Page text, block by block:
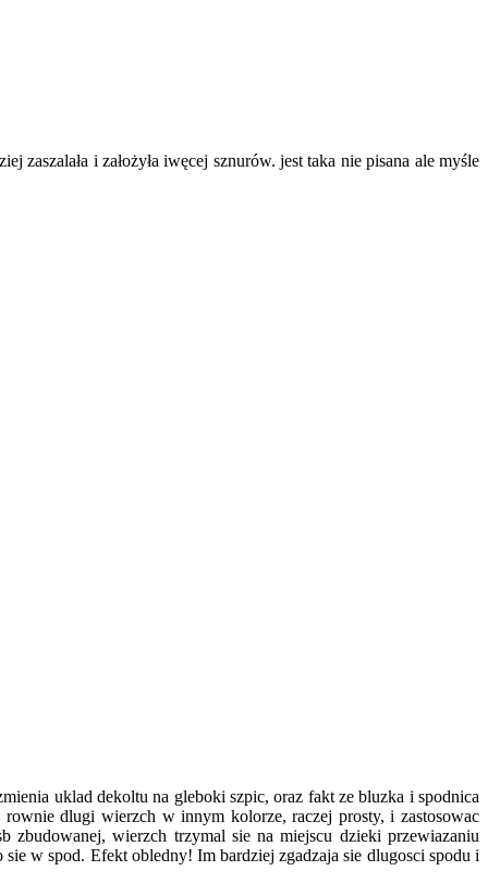
i założyła iwęcej sznurów. jest taka nie pisana ale myśle
uklad dekoltu na gleboki szpic, oraz fakt ze bluzka i spodnica
dlugi wierzch w innym kolorze, raczej prosty, i zastosowac
wierzch trzymal sie na miejscu dzieki przewiazaniu
w spod. Efekt obledny! Im bardziej zgadzaja sie dlugosci spodu i